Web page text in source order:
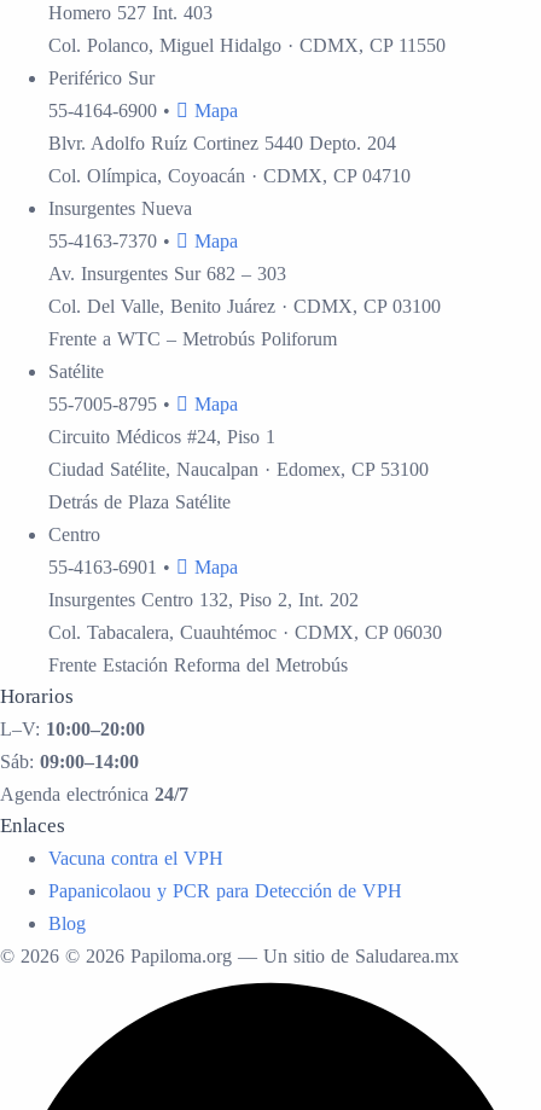
Homero 527 Int. 403
Col. Polanco, Miguel Hidalgo · CDMX, CP 11550
Periférico Sur
55-4164-6900 •
Mapa
Blvr. Adolfo Ruíz Cortinez 5440 Depto. 204
Col. Olímpica, Coyoacán · CDMX, CP 04710
Insurgentes Nueva
55-4163-7370 •
Mapa
Av. Insurgentes Sur 682 – 303
Col. Del Valle, Benito Juárez · CDMX, CP 03100
Frente a WTC – Metrobús Poliforum
Satélite
55-7005-8795 •
Mapa
Circuito Médicos #24, Piso 1
Ciudad Satélite, Naucalpan · Edomex, CP 53100
Detrás de Plaza Satélite
Centro
55-4163-6901 •
Mapa
Insurgentes Centro 132, Piso 2, Int. 202
Col. Tabacalera, Cuauhtémoc · CDMX, CP 06030
Frente Estación Reforma del Metrobús
Horarios
L–V: 10:00–20:00
Sáb: 09:00–14:00
Agenda electrónica 24/7
Enlaces
Vacuna contra el VPH
Papanicolaou y PCR para Detección de VPH
Blog
© 2026 © 2026 Papiloma.org — Un sitio de Saludarea.mx